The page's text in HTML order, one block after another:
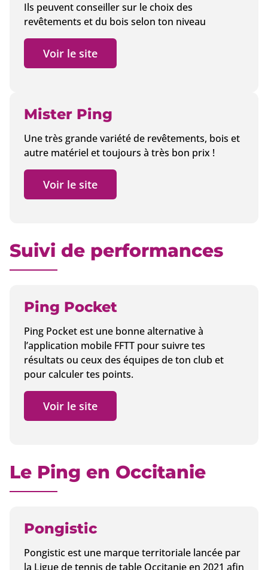
Ils peuvent conseiller sur le choix des
revêtements et du bois selon ton niveau
Voir le site
Mister Ping
Une très grande variété de revêtements, bois et
autre matériel et toujours à très bon prix !
Voir le site
Suivi de performances
Ping Pocket
Ping Pocket est une bonne alternative à
l’application mobile FFTT pour suivre tes
résultats ou ceux des équipes de ton club et
pour calculer tes points.
Voir le site
Le Ping en Occitanie
Pongistic
Pongistic est une marque territoriale lancée par
la Ligue de tennis de table Occitanie en 2021 afin